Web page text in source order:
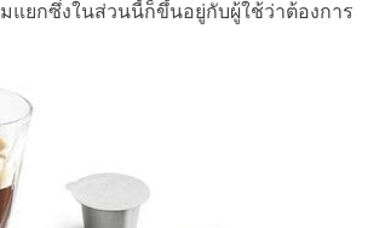
ยกซึ่งในส่วนนี้ก็ขึ้นอยู่กับผู้ใช้ว่าต้องการ